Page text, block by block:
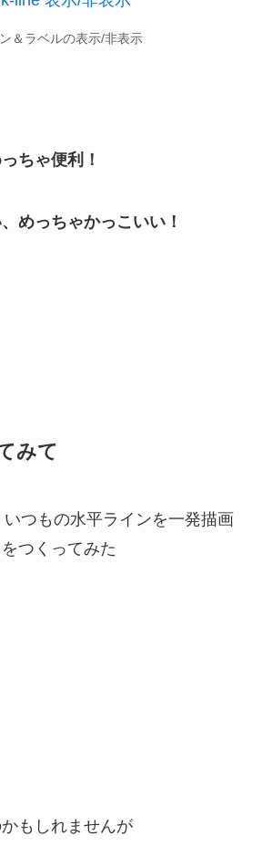
＆ラベルの表示/非表示
ちゃ便利！
めっちゃかっこいい！
みて
もしれませんが